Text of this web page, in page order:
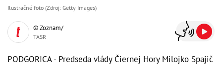
Ilustračné foto (Zdroj: Getty Images)
© Zoznam/
TASR
PODGORICA - Predseda vlády Čiernej Hory Milojko Spajič